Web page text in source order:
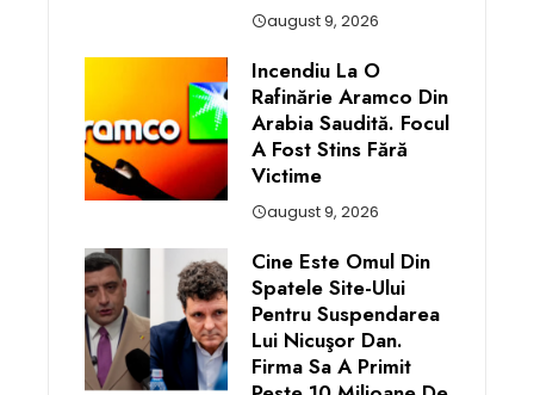
august 9, 2026
Incendiu La O
Rafinărie Aramco Din
Arabia Saudită. Focul
A Fost Stins Fără
Victime
august 9, 2026
Cine Este Omul Din
Spatele Site-Ului
Pentru Suspendarea
Lui Nicuşor Dan.
Firma Sa A Primit